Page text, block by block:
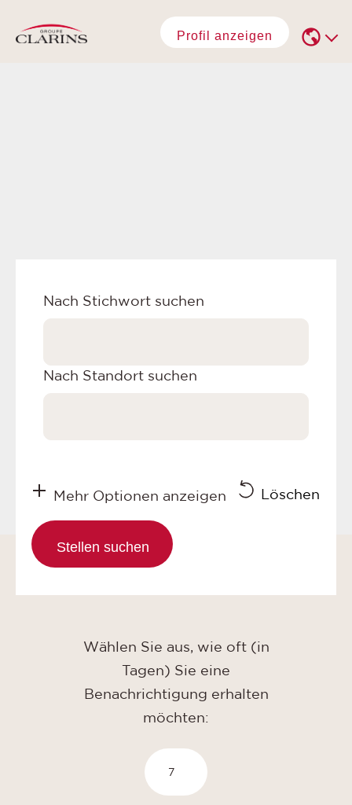
Profil anzeigen
Nach Stichwort suchen
Nach Standort suchen
Mehr Optionen anzeigen Löschen
Wählen Sie aus, wie oft (in
Tagen) Sie eine
Benachrichtigung erhalten
möchten: